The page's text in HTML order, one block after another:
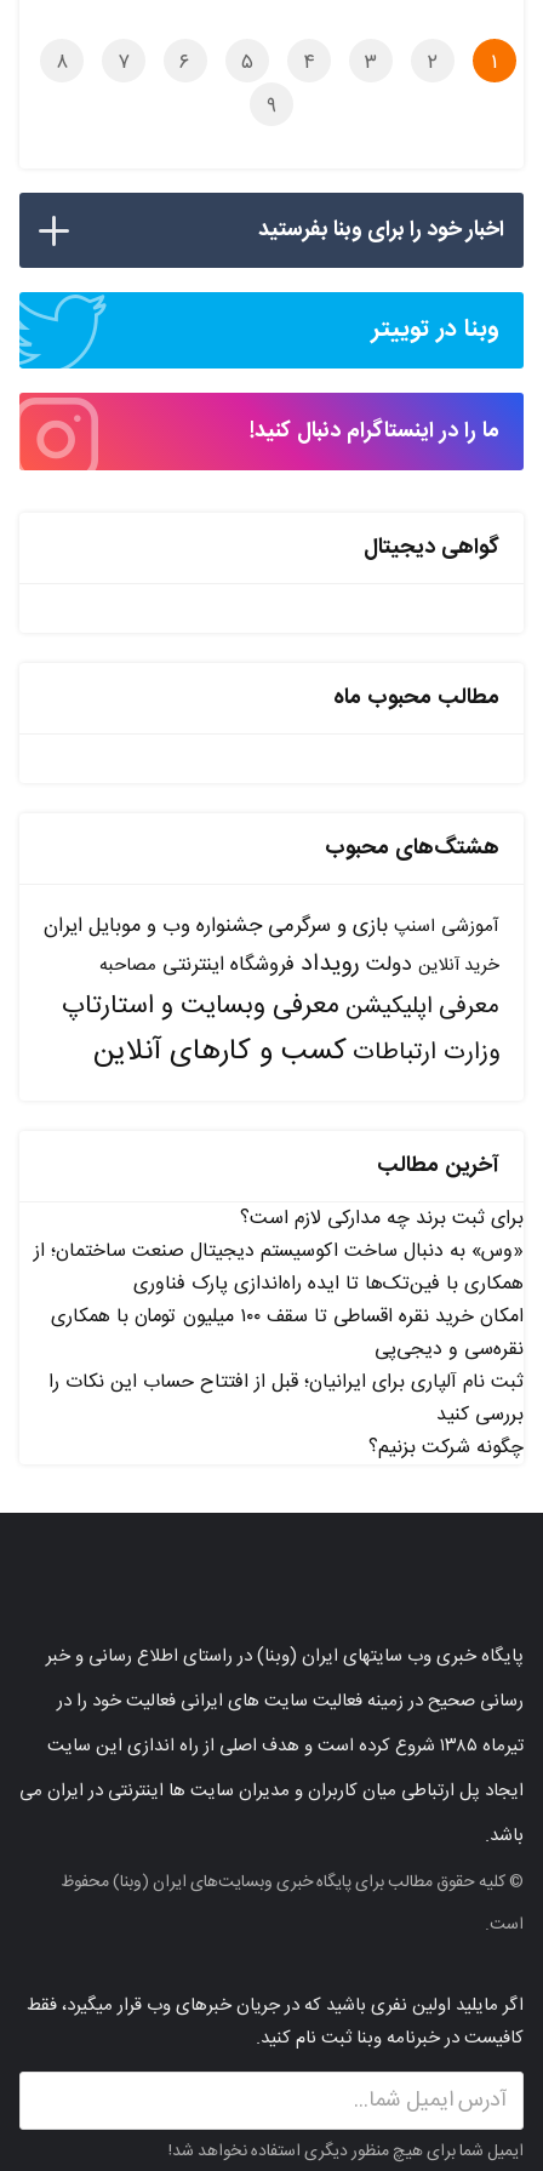
۱ ۲ ۳ ۴ ۵ ۶ ۷
۸
۹
اخبار خود را برای وبنا بفرستید
وبنا در توییتر
ما را در اینستاگرام دنبال کنید!
گواهی دیجیتال
مطالب محبوب ماه
هشتگ‌های محبوب
آموزشی اسنپ بازی و سرگرمی جشنواره وب و موبایل ایران
خرید آنلاین دولت رویداد فروشگاه اینترنتی مصاحبه
معرفی اپلیکیشن معرفی وبسایت و استارتاپ
وزارت ارتباطاتکسب و کارهای آنلاین
آخرین مطالب
برای ثبت برند چه مدارکی لازم است؟
«وس» به دنبال ساخت اکوسیستم دیجیتال صنعت ساختمان؛ از
همکاری با فین‌تک‌ها تا ایده راه‌اندازی پارک فناوری
امکان خرید نقره اقساطی تا سقف ۱۰۰ میلیون تومان با همکاری
نقره‌سی و دیجی‌پی
ثبت نام آلپاری برای ایرانیان؛ قبل از افتتاح حساب این نکات را
بررسی کنید
چگونه شرکت بزنیم؟
پایگاه خبری وب سایتهای ایران (وبنا) در راستای اطلاع رسانی و خبر
رسانی صحیح در زمینه فعالیت سایت های ایرانی فعالیت خود را در
تیرماه ۱۳۸۵ شروع کرده است و هدف اصلی از راه اندازی این سایت
ایجاد پل ارتباطی میان کاربران و مدیران سایت ها اینترنتی در ایران می
باشد.
© کلیه حقوق مطالب برای پایگاه خبری وبسایت‌های ایران (وبنا) محفوظ
است.
اگر مایلید اولین نفری باشید که در جریان خبرهای وب قرار میگیرد، فقط
کافیست در خبرنامه وبنا ثبت نام کنید.
ایمیل شما برای هیچ منظور دیگری استفاده نخواهد شد!